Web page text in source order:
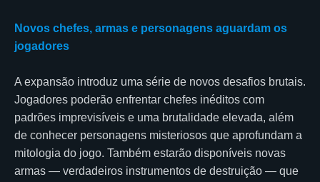
Novos chefes, armas e personagens aguardam os
jogadores
A expansão introduz uma série de novos desafios brutais.
Jogadores poderão enfrentar chefes inéditos com
padrões imprevisíveis e uma brutalidade elevada, além
de conhecer personagens misteriosos que aprofundam a
mitologia do jogo. Também estarão disponíveis novas
armas — verdadeiros instrumentos de destruição — que